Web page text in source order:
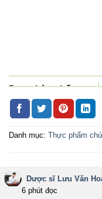
Dạng bào chế
Số đăng ký
Công ty sản xuất
Tiêu chuẩn sản
xuất
Danh mục: Thực phẩm
Dược sĩ Lưu Văn
6 phút đọc